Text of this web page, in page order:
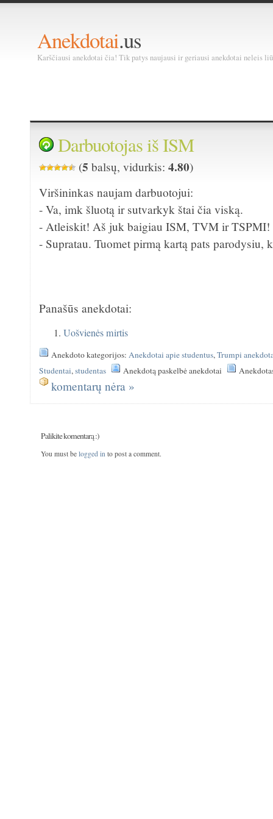
Anekdotai.us
Karščiausi anekdotai čia! Tik patys naujausi ir geriausi anekdotai neleis
Darbuotojas iš ISM
(5 balsų, vidurkis:4.80)
Viršininkas naujam darbuotojui:
- Va, imk šluotą ir sutvarkyk štai čia viską.
- Atleiskit! Aš juk baigiau ISM, TVM ir TSPMI!
- Supratau. Tuomet pirmą kartą pats parodysiu,
Panašūs anekdotai:
Uošvienės mirtis
Anekdoto kategorijos:Anekdotai apie studentus,Trumpi
Studentai,studentas Anekdotą paskelbė anekdotai
komentarų nėra »
Palikite komentarą :)
You must be logged into post a comment.